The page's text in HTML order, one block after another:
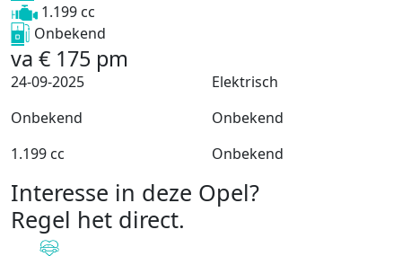
1.199 cc
Onbekend
va € 175 pm
24-09-2025
Elektrisch
Onbekend
Onbekend
1.199 cc
Onbekend
Interesse in deze Opel?
Regel het direct.